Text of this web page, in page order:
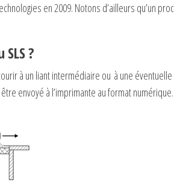
en 2009. Notons d’ailleurs qu’un
?
à un liant intermédiaire ou à une
envoyé à l’imprimante au format